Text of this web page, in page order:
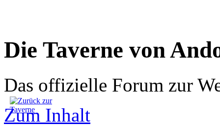
Die Taverne von
Das offizielle Forum zur
Zum Inhalt